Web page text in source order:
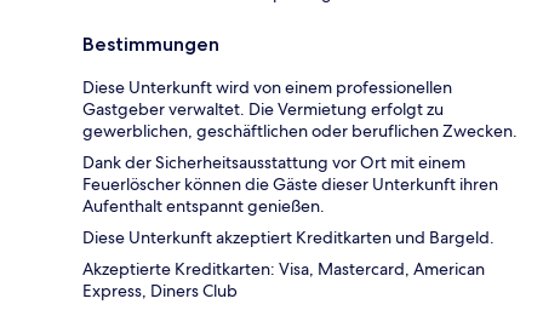
Bestimmungen
Diese Unterkunft wird von einem professionellen
Gastgeber verwaltet. Die Vermietung erfolgt zu
gewerblichen, geschäftlichen oder beruflichen Zwecken.
Dank der Sicherheitsausstattung vor Ort mit einem
Feuerlöscher können die Gäste dieser Unterkunft ihren
Aufenthalt entspannt genießen.
Diese Unterkunft akzeptiert Kreditkarten und Bargeld.
Akzeptierte Kreditkarten: Visa, Mastercard, American
Express, Diners Club